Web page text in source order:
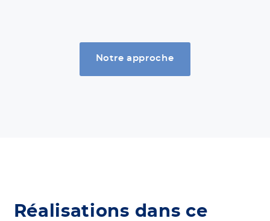
Notre approche
Réalisations dans ce